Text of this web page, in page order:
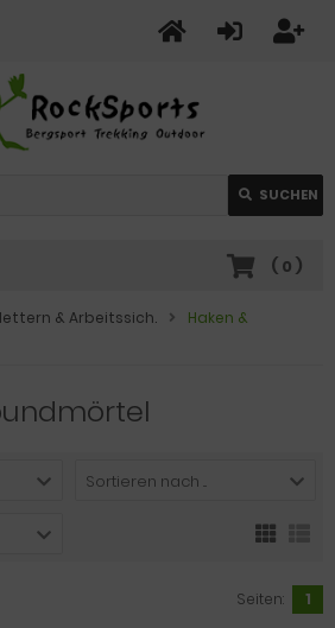
SUCHEN
( 0 )
& Arbeitssich.
Haken &
Sortieren nach ...
Seiten: 1